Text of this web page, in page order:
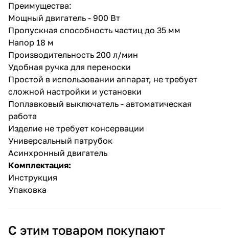
Преимущества:
Мощный двигатель - 900 Вт
Пропускная способность частиц до 35 мм
Напор 18 м
Производительность 200 л/мин
Удобная ручка для переноски
Простой в использовании аппарат, не требует
сложной настройки и установки
Поплавковый выключатель - автоматическая
работа
Изделие не требует консервации
Универсальный патрубок
Асинхронный двигатель
Комплектация:
Инструкция
Упаковка
С этим товаром покупают
раз в 2 недели